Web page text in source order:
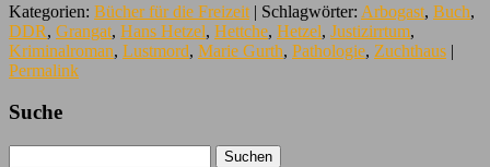
Kategorien: Bücher für die Freizeit | Schlagwörter: Arbogast, Buch,
DDR, Grangat, Hans Hetzel, Hettche, Hetzel, Justizirrtum,
Kriminalroman, Lustmord, Marie Gurth, Pathologie, Zuchthaus |
Permalink
Suche